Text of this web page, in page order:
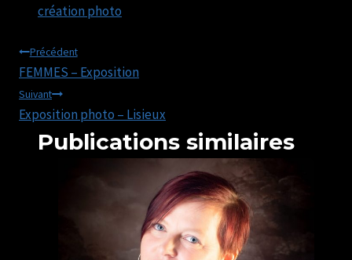
de
publication :
création photo
Navigation
de
l’article
Précédent
FEMMES – Exposition
Suivant
Exposition photo – Lisieux
Publications similaires